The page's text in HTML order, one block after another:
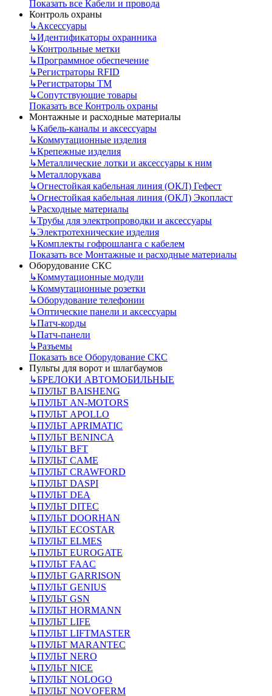
Показать все Кабели и провода
Контроль охраны
↳Аксессуары
↳Идентификаторы охранника
↳Контрольные метки
↳Программное обеспечение
↳Регистраторы RFID
↳Регистраторы ТМ
↳Сопутствующие товары
Показать все Контроль охраны
Монтажные и расходные материалы
↳Кабель-каналы и аксессуары
↳Коммутационные изделия
↳Крепежные изделия
↳Металлические лотки и аксессуары к ним
↳Металлорукава
↳Огнестойкая кабельная линия (ОКЛ) Гефест
↳Огнестойкая кабельная линия (ОКЛ) Экопласт
↳Расходные материалы
↳Трубы для электропроводки и аксессуары
↳Электротехнические изделия
↳Комплекты гофрошланга с кабелем
Показать все Монтажные и расходные материалы
Оборудование СКС
↳Коммутационные модули
↳Коммутационные розетки
↳Оборудование телефонии
↳Оптические панели и аксессуары
↳Патч-корды
↳Патч-панели
↳Разъемы
Показать все Оборудование СКС
Пульты для ворот и шлагбаумов
↳БРЕЛОКИ АВТОМОБИЛЬНЫЕ
↳ПУЛЬТ BAISHENG
↳ПУЛЬТ AN-MOTORS
↳ПУЛЬТ APOLLO
↳ПУЛЬТ APRIMATIC
↳ПУЛЬТ BENINCA
↳ПУЛЬТ BFT
↳ПУЛЬТ CAME
↳ПУЛЬТ CRAWFORD
↳ПУЛЬТ DASPI
↳ПУЛЬТ DEA
↳ПУЛЬТ DITEC
↳ПУЛЬТ DOORHAN
↳ПУЛЬТ ECOSTAR
↳ПУЛЬТ ELMES
↳ПУЛЬТ EUROGATE
↳ПУЛЬТ FAAC
↳ПУЛЬТ GARRISON
↳ПУЛЬТ GENIUS
↳ПУЛЬТ GSN
↳ПУЛЬТ HORMANN
↳ПУЛЬТ LIFE
↳ПУЛЬТ LIFTMASTER
↳ПУЛЬТ MARANTEC
↳ПУЛЬТ NERO
↳ПУЛЬТ NICE
↳ПУЛЬТ NOLOGO
↳ПУЛЬТ NOVOFERM